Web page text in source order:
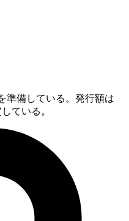
準備している。発行額は
ている。